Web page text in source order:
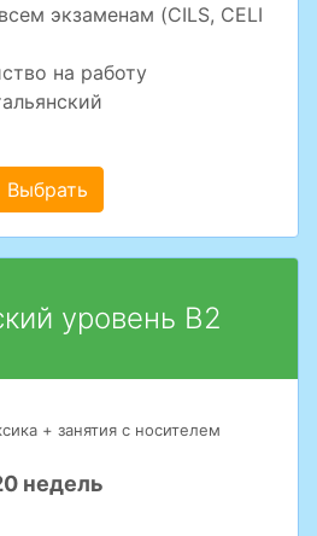
экзаменам (CILS, CELI
на работу
Выбрать
уровень В2
+ занятия с носителем
недель